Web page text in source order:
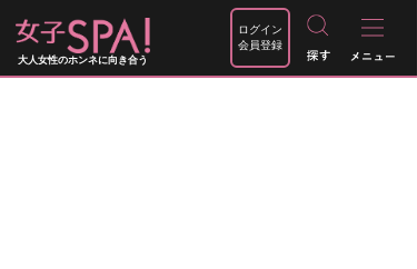
大人女性のホンネに向き合う
ログイン
会員登録